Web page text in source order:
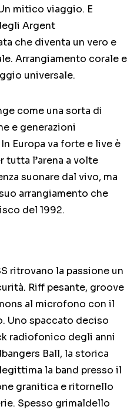
mitico viaggio. E
Argent
che diventa un vero e
Arrangiamento corale e
universale.
come una sorta di
e generazioni
Europa va forte e live è
tutta l’arena a volte
suonare dal vivo, ma
arrangiamento che
del 1992.
ritrovano la passione un
Riff pesante, groove
al microfono con il
Uno spaccato deciso
radiofonico degli anni
Ball, la storica
la band presso il
granitica e ritornello
Spesso grimaldello